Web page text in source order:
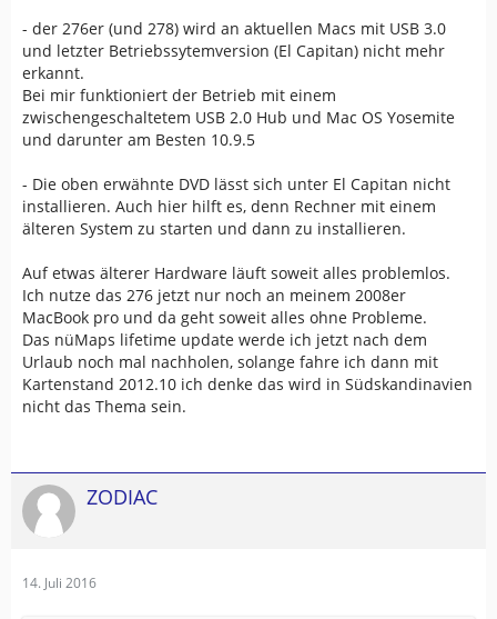
- der 276er (und 278) wird an aktuellen Macs mit USB 3.0
und letzter Betriebssytemversion (El Capitan) nicht mehr
erkannt.
Bei mir funktioniert der Betrieb mit einem
zwischengeschaltetem USB 2.0 Hub und Mac OS Yosemite
und darunter am Besten 10.9.5
- Die oben erwähnte DVD lässt sich unter El Capitan nicht
installieren. Auch hier hilft es, denn Rechner mit einem
älteren System zu starten und dann zu installieren.
Auf etwas älterer Hardware läuft soweit alles problemlos.
Ich nutze das 276 jetzt nur noch an meinem 2008er
MacBook pro und da geht soweit alles ohne Probleme.
Das nüMaps lifetime update werde ich jetzt nach dem
Urlaub noch mal nachholen, solange fahre ich dann mit
Kartenstand 2012.10 ich denke das wird in Südskandinavien
nicht das Thema sein.
ZODIAC
14. Juli 2016